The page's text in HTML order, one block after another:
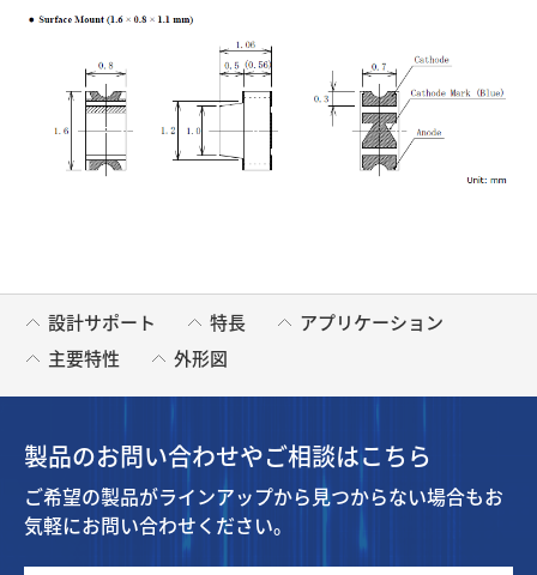
設計サポート 特長
アプリケーション
主要特性
外形図
製品のお問い合わせやご相談はこちら
ご希望の製品がラインアップから見つからない場合もお
気軽にお問い合わせください。